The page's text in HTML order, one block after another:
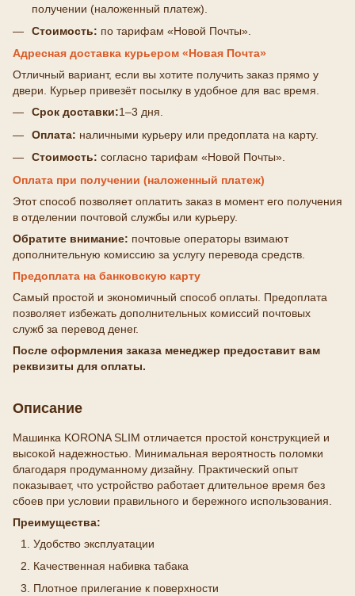
получении (наложенный платеж).
Стоимость: по тарифам «Новой Почты».
Адресная доставка курьером «Новая Почта»
Отличный вариант, если вы хотите получить заказ прямо у
двери. Курьер привезёт посылку в удобное для вас время.
Срок доставки:1–3 дня.
Оплата: наличными курьеру или предоплата на карту.
Стоимость: согласно тарифам «Новой Почты».
Оплата при получении (наложенный платеж)
Этот способ позволяет оплатить заказ в момент его получения
в отделении почтовой службы или курьеру.
Обратите внимание: почтовые операторы взимают
дополнительную комиссию за услугу перевода средств.
Предоплата на банковскую карту
Самый простой и экономичный способ оплаты. Предоплата
позволяет избежать дополнительных комиссий почтовых
служб за перевод денег.
После оформления заказа менеджер предоставит вам
реквизиты для оплаты.
Описание
Машинка KORONA SLIM отличается простой конструкцией и
высокой надежностью. Минимальная вероятность поломки
благодаря продуманному дизайну. Практический опыт
показывает, что устройство работает длительное время без
сбоев при условии правильного и бережного использования.
Преимущества:
Удобство эксплуатации
Качественная набивка табака
Плотное прилегание к поверхности